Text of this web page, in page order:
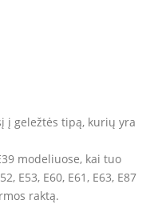
į geležtės tipą, kurių yra
modeliuose, kai tuo
E53, E60, E61, E63, E87
raktą.